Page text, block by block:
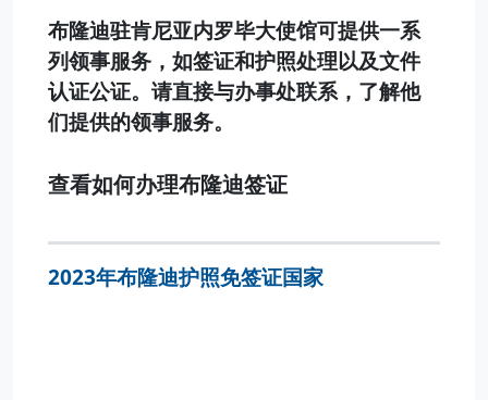
布隆迪驻肯尼亚内罗毕大使馆可提供一系
列领事服务，如签证和护照处理以及文件
认证公证。请直接与办事处联系，了解他
们提供的领事服务。
查看如何办理布隆迪签证
2023年布隆迪护照免签证国家